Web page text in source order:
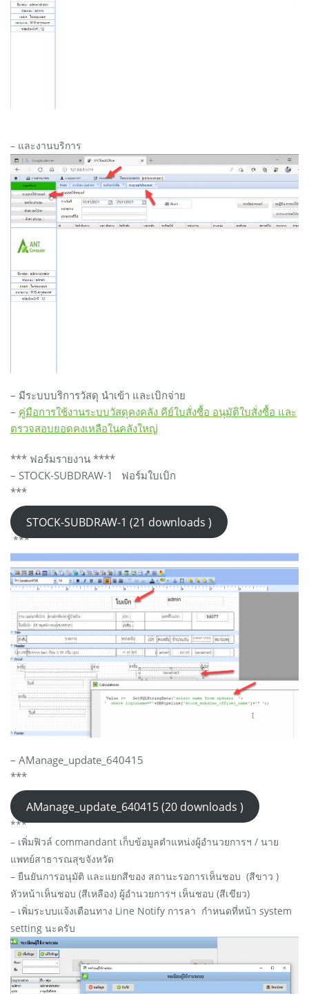
– และงานบริการ
– มีระบบบริการวัสดุ นำเข้า และเบิกจ่าย
– คู่มือการใช้งานระบบวัสดุคงคลัง คีย์ใบสั่งซื้อ อนุมัติใบสั่งซื้อ และ
ตรวจสอบยอดคงเหลือในคลังใหญ่
*** ฟอร์มรายงาน ****
– STOCK-SUBDRAW-1 ฟอร์มใบเบิก
***
STOCK-SUBDRAW-1 (21 downloads )
***
– AManage_update_640415
***
AManage_update_640415 (20 downloads )
***
– เพิ่มฟิวล์ commandant เก็บข้อมูลตำแหน่งผู้อำนวยการฯ / นาย
แพทย์สาธารณสุขจังหวัด
– ยืนยันการอนุมัติ และแยกสีของ สถานะรอการเห็นชอบ (สีขาว )
หัวหน้าเห็นชอบ (สีเหลือง) ผู้อำนวยการฯ เห็นชอบ (สีเขียว)
– เพิ่มระบบแจ้งเตือนทาง Line Notify การลา กำหนดที่หน้า system
setting นะครับ